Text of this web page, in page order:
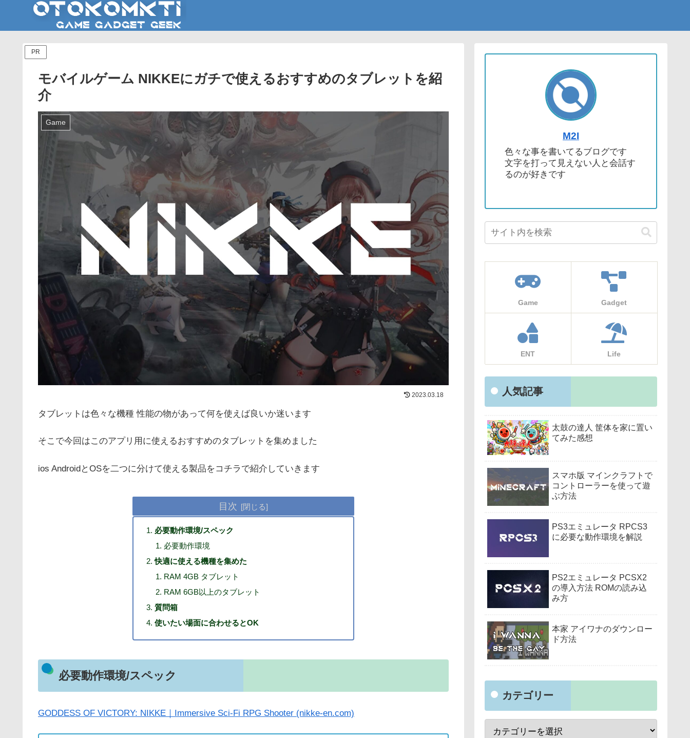
PR
モバイルゲーム NIKKEにガチで使えるおすすめのタブレットを紹
介
Game
2023.03.18
タブレットは色々な機種 性能の物があって何を使えば良いか迷います
そこで今回はこのアプリ用に使えるおすすめのタブレットを集めました
ios AndroidとOSを二つに分けて使える製品をコチラで紹介していきます
目次
必要動作環境/スペック
必要動作環境
快適に使える機種を集めた
RAM 4GB タブレット
RAM 6GB以上のタブレット
質問箱
使いたい場面に合わせるとOK
必要動作環境/スペック
GODDESS OF VICTORY: NIKKE｜Immersive Sci-Fi RPG Shooter (nikke-en.com)
M2I
色々な事を書いてるブログです
文字を打って見えない人と会話す
るのが好きです
Game Gadget
ENT Life
人気記事
太鼓の達人 筐体を家に置い
てみた感想
スマホ版 マインクラフトで
コントローラーを使って遊
ぶ方法
PS3エミュレータ RPCS3
に必要な動作環境を解説
PS2エミュレータ PCSX2
の導入方法 ROMの読み込
み方
本家 アイワナのダウンロー
ド方法
カテゴリー